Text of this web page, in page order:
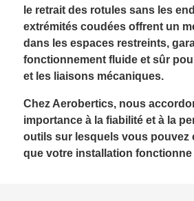
le retrait des rotules sans les
extrémités coudées offrent un
dans les espaces restreints,
fonctionnement fluide et sûr
et les liaisons mécaniques.
Chez Aerobertics, nous
importance à la fiabilité et à la
outils sur lesquels vous pouvez
que votre installation fonctionne